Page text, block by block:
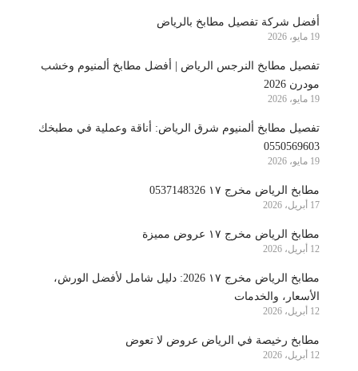
أفضل شركة تفصيل مطابخ بالرياض
19 مايو، 2026
تفصيل مطابخ النرجس الرياض | أفضل مطابخ ألمنيوم وخشب
مودرن 2026
19 مايو، 2026
تفصيل مطابخ ألمنيوم شرق الرياض: أناقة وعملية في مطبخك
0550569603
19 مايو، 2026
مطابخ الرياض مخرج ١٧ 0537148326
17 أبريل، 2026
مطابخ الرياض مخرج ١٧ عروض مميزة
12 أبريل، 2026
مطابخ الرياض مخرج ١٧ 2026: دليل شامل لأفضل الورش،
الأسعار، والخدمات
12 أبريل، 2026
مطابخ رخيصة في الرياض عروض لا تعوض
12 أبريل، 2026